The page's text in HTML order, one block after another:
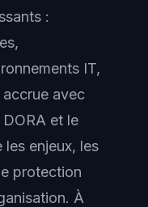
:
IT,
avec
et le
les enjeux, les
protection
À